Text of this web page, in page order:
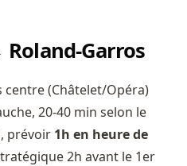
Garros
centre (Châtelet/Opéra)
20-40 min selon le
prévoir 1h en heure de
2h avant le 1er